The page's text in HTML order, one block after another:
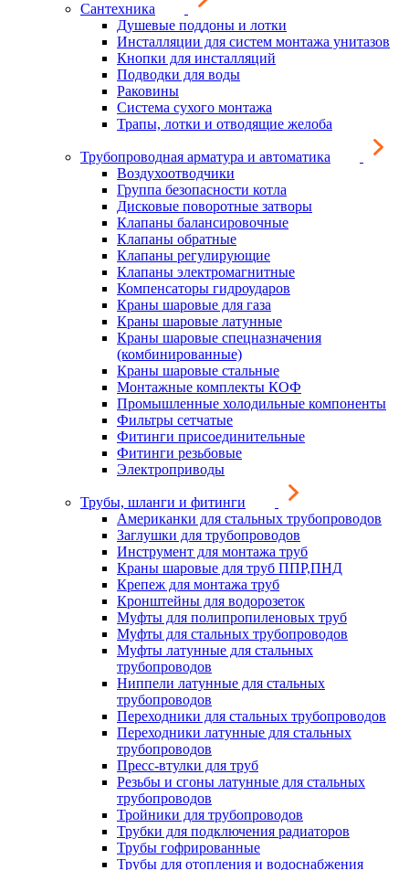
Сантехника
Душевые поддоны и лотки
Инсталляции для систем монтажа унитазов
Кнопки для инсталляций
Подводки для воды
Раковины
Система сухого монтажа
Трапы, лотки и отводящие желоба
Трубопроводная арматура и автоматика
Воздухоотводчики
Группа безопасности котла
Дисковые поворотные затворы
Клапаны балансировочные
Клапаны обратные
Клапаны регулирующие
Клапаны электромагнитные
Компенсаторы гидроударов
Краны шаровые для газа
Краны шаровые латунные
Краны шаровые спецназначения
(комбинированные)
Краны шаровые стальные
Монтажные комплекты КОФ
Промышленные холодильные компоненты
Фильтры сетчатые
Фитинги присоединительные
Фитинги резьбовые
Электроприводы
Трубы, шланги и фитинги
Американки для стальных трубопроводов
Заглушки для трубопроводов
Инструмент для монтажа труб
Краны шаровые для труб ППР,ПНД
Крепеж для монтажа труб
Кронштейны для водорозеток
Муфты для полипропиленовых труб
Муфты для стальных трубопроводов
Муфты латунные для стальных
трубопроводов
Ниппели латунные для стальных
трубопроводов
Переходники для стальных трубопроводов
Переходники латунные для стальных
трубопроводов
Пресс-втулки для труб
Резьбы и сгоны латунные для стальных
трубопроводов
Тройники для трубопроводов
Трубки для подключения радиаторов
Трубы гофрированные
Трубы для отопления и водоснабжения